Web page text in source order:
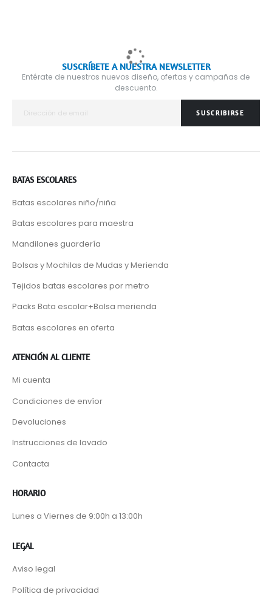
SUSCRÍBETE A NUESTRA NEWSLETTER
Entérate de nuestros nuevos diseño, ofertas y campañas de
descuento.
SUSCRIBIRSE
BATAS ESCOLARES
Batas escolares niño/niña
Batas escolares para maestra
Mandilones guardería
Bolsas y Mochilas de Mudas y Merienda
Tejidos batas escolares por metro
Packs Bata escolar+Bolsa merienda
Batas escolares en oferta
ATENCIÓN AL CLIENTE
Mi cuenta
Condiciones de envíor
Devoluciones
Instrucciones de lavado
Contacta
HORARIO
Lunes a Viernes de 9:00h a 13:00h
LEGAL
Aviso legal
Política de privacidad